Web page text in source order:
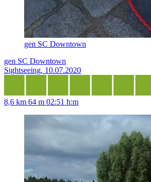
gen SC Downtown
gen SC Downtown
Sightseeing, 10.07.2020
8,6 km 64 m 02:51 h:m